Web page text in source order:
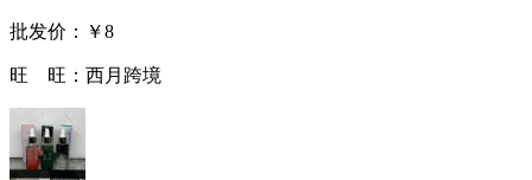
批发价： ￥8
旺 旺： 西月跨境